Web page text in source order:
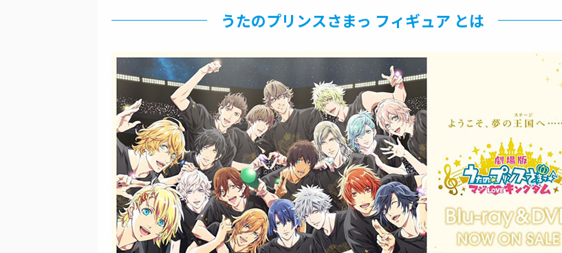
うたのプリンスさまっ フィギュア とは